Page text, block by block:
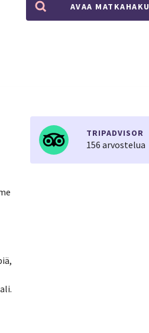
AVAA MATKAHAKU
TRIPADVISOR
156 arvostelua